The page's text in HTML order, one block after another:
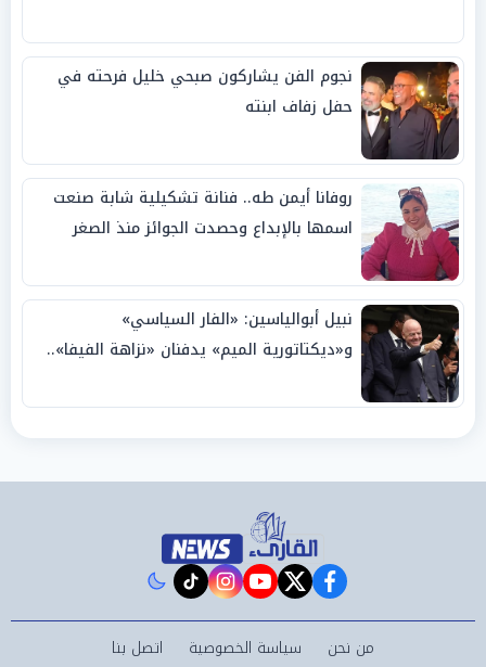
نجوم الفن يشاركون صبحي خليل فرحته في
حفل زفاف ابنته
روفانا أيمن طه.. فنانة تشكيلية شابة صنعت
اسمها بالإبداع وحصدت الجوائز منذ الصغر
نبيل أبوالياسين: «الفار السياسي»
و«ديكتاتورية الميم» يدفنان «نزاهة الفيفا»..
facebook
twitter
youtube
instagram
tiktok
من نحن سياسة الخصوصية اتصل بنا